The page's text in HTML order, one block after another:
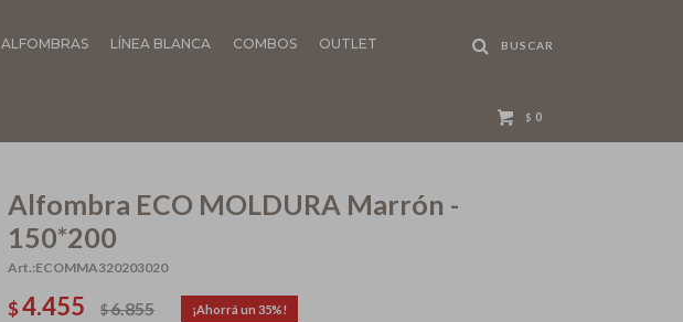
ALFOMBRAS LÍNEA BLANCA COMBOS OUTLET
$ 0
Alfombra ECO MOLDURA Marrón -
150*200
ECOMMA320203020
$4.455 $6.855 35